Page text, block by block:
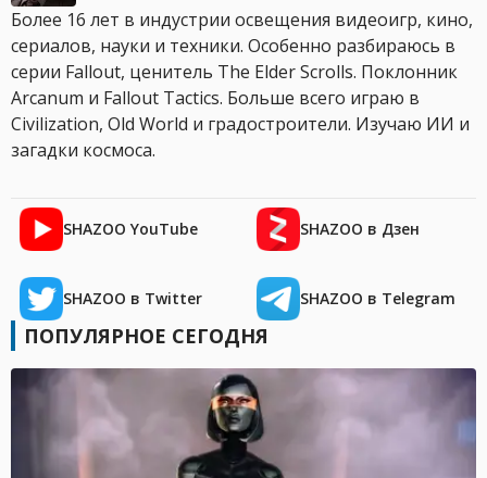
Более 16 лет в индустрии освещения видеоигр, кино,
сериалов, науки и техники. Особенно разбираюсь в
серии Fallout, ценитель The Elder Scrolls. Поклонник
Arcanum и Fallout Tactics. Больше всего играю в
Civilization, Old World и градостроители. Изучаю ИИ и
загадки космоса.
SHAZOO YouTube SHAZOO в Дзен
SHAZOO в Twitter SHAZOO в Telegram
ПОПУЛЯРНОЕ СЕГОДНЯ